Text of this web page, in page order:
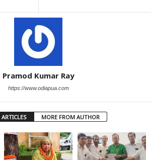
Pramod Kumar Ray
https://www.odiapua.com
ARTICLES MORE FROM AUTHOR